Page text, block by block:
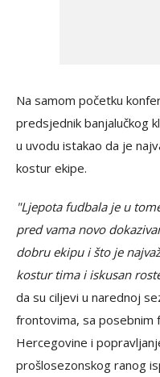
Na samom početku
predsjednik banjalučkog
u uvodu istakao da je
kostur ekipe.
"Ljepota fudbala je u
pred vama novo
dobru ekipu i što je
kostur tima i iskusan
da su ciljevi u narednoj
frontovima, sa posebnim
Hercegovine i
prošlosezonskog ranog